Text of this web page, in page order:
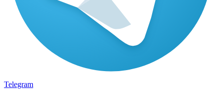
Telegram